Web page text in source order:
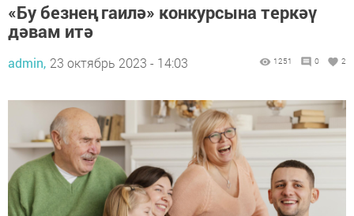
«Бу безнең гаилә» конкурсына теркәү
дәвам итә
admin, 23 октябрь 2023 - 14:03 1251 0 2